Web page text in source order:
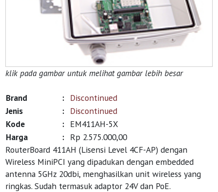
klik pada gambar untuk melihat gambar lebih besar
Brand : Discontinued
Jenis
: Discontinued
Kode
: EM411AH-5X
Harga
: Rp 2.575.000,00
RouterBoard 411AH (Lisensi Level 4CF-AP) dengan
Wireless MiniPCI yang dipadukan dengan embedded
antenna 5GHz 20dbi, menghasilkan unit wireless yang
ringkas. Sudah termasuk adaptor 24V dan PoE.